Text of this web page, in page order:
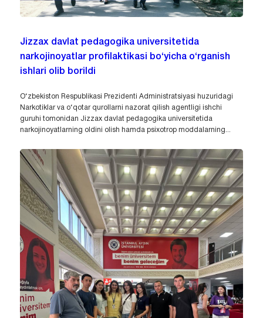
Jizzax davlat pedagogika universitetida
narkojinoyatlar profilaktikasi bo‘yicha o‘rganish
ishlari olib borildi
O‘zbekiston Respublikasi Prezidenti Administratsiyasi huzuridagi
Narkotiklar va o‘qotar qurollarni nazorat qilish agentligi ishchi
guruhi tomonidan Jizzax davlat pedagogika universitetida
narkojinoyatlarning oldini olish hamda psixotrop moddalarning...